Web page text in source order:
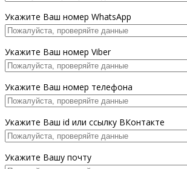
Укажите Ваш номер WhatsApp
Укажите Ваш номер Viber
Укажите Ваш номер телефона
Укажите Ваш id или ссылку ВКонтакте
Укажите Вашу почту